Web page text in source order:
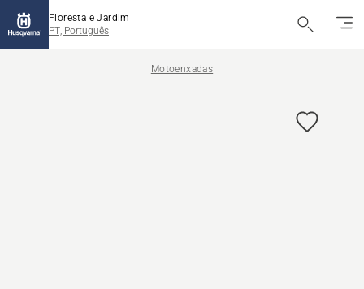
Floresta e Jardim
PT, Português
Motoenxadas